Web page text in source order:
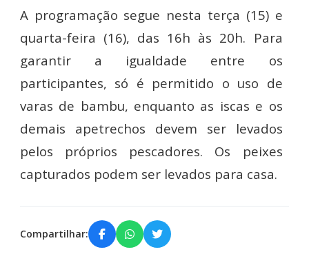
A programação segue nesta terça (15) e
quarta-feira (16), das 16h às 20h. Para
garantir a igualdade entre os
participantes, só é permitido o uso de
varas de bambu, enquanto as iscas e os
demais apetrechos devem ser levados
pelos próprios pescadores. Os peixes
capturados podem ser levados para casa.
Compartilhar: